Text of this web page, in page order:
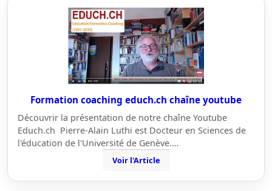
Formation coaching educh.ch chaîne youtube
Découvrir la présentation de notre chaîne Youtube
Educh.ch Pierre-Alain Luthi est Docteur en Sciences de
l'éducation de l'Université de Genève.…
Voir l'Article